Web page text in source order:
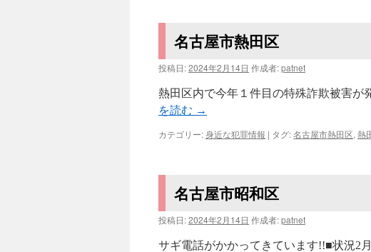
名古屋市熱田区
投稿日:2024年2月14日 作成者:patnet
熱田区内で今年１件目の特殊詐欺被害
を読む →
カテゴリー:身近な犯罪情報 | タグ:名古屋市熱田区, 熱
名古屋市昭和区
投稿日:2024年2月14日 作成者:patnet
サギ電話がかかってきています!!■状況2